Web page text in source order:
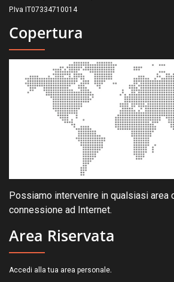
P.Iva IT07334710014
Copertura
Possiamo intervenire in qualsiasi area
connessione ad Internet.
Area Riservata
Accedi alla tua area personale.